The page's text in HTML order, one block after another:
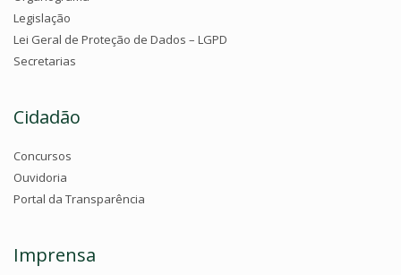
Legislação
Lei Geral de Proteção de Dados – LGPD
Secretarias
Cidadão
Concursos
Ouvidoria
Portal da Transparência
Imprensa